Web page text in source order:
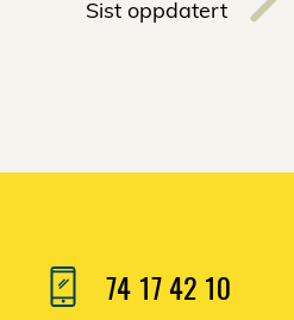
Sist oppdatert
74 17 42 10